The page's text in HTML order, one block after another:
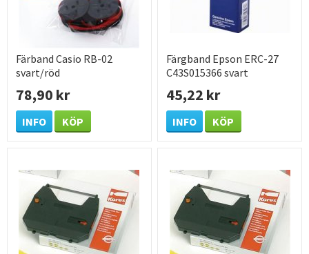
Färband Casio RB-02
svart/röd
78,90 kr
INFO KÖP
Färgband Epson ERC-27
C43S015366 svart
45,22 kr
INFO KÖP